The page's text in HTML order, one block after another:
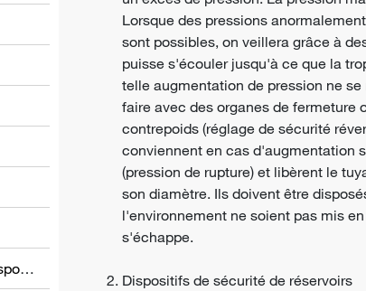
Informations relatives à d’autres dispositions
Lorsque des pressions
sont possibles, on veillera grâce à
puisse s'écouler jusqu'à ce que la
telle augmentation de pression ne
faire avec des organes de fermeture
contrepoids (réglage de sécurité
conviennent en cas d'augmentation
(pression de rupture) et libèrent le
son diamètre. Ils doivent être
l'environnement ne soient pas mis
s'échappe.
Dispositifs de sécurité de réservoirs